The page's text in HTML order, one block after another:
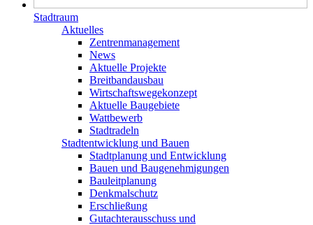
Stadtraum
Aktuelles
Zentrenmanagement
News
Aktuelle Projekte
Breitbandausbau
Wirtschaftswegekonzept
Aktuelle Baugebiete
Wattbewerb
Stadtradeln
Stadtentwicklung und Bauen
Stadtplanung und Entwicklung
Bauen und Baugenehmigungen
Bauleitplanung
Denkmalschutz
Erschließung
Gutachterausschuss und